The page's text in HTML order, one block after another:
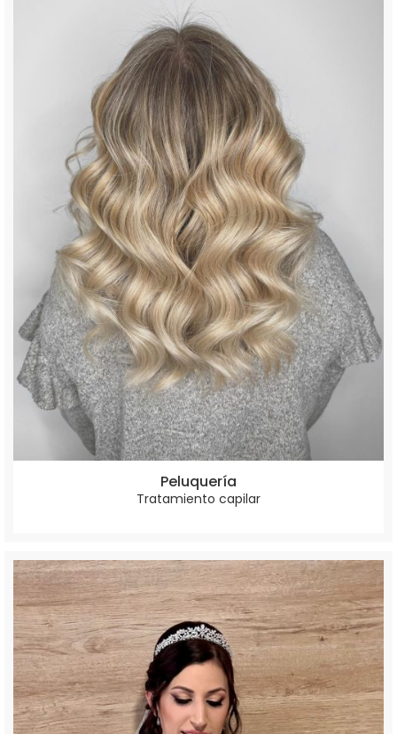
Peluquería
Tratamiento capilar